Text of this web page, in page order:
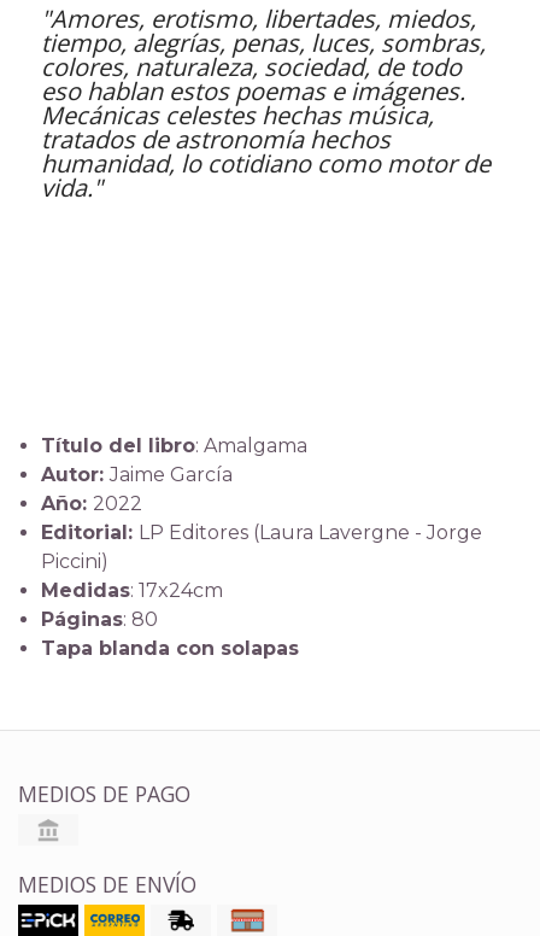
"Amores, erotismo, libertades, miedos,
tiempo, alegrías, penas, luces, sombras,
colores, naturaleza, sociedad, de todo
eso hablan estos poemas e imágenes.
Mecánicas celestes hechas música,
tratados de astronomía hechos
humanidad, lo cotidiano como motor de
vida."
Título del libro: Amalgama
Autor:Jaime García
Año: 2022
Editorial: LP Editores (Laura Lavergne - Jorge
Piccini)
Medidas: 17x24cm
Páginas: 80
Tapa blanda con solapas
MEDIOS DE PAGO
MEDIOS DE ENVÍO